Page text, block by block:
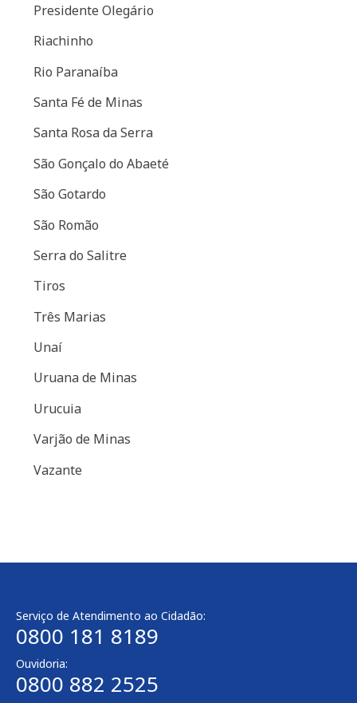
Presidente Olegário
Riachinho
Rio Paranaíba
Santa Fé de Minas
Santa Rosa da Serra
São Gonçalo do Abaeté
São Gotardo
São Romão
Serra do Salitre
Tiros
Três Marias
Unaí
Uruana de Minas
Urucuia
Varjão de Minas
Vazante
Serviço de Atendimento ao Cidadão:
0800 181 8189
Ouvidoria:
0800 882 2525